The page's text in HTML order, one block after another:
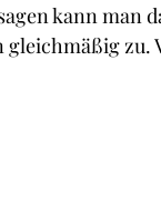
kann man